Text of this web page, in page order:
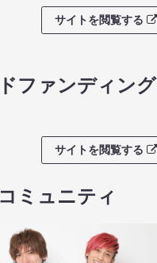
サイトを閲覧する
ファンディング
サイトを閲覧する
ミュニティ